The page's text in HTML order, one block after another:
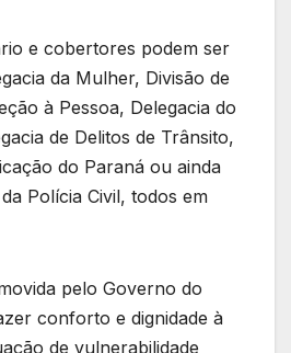
e cobertores podem ser
da Mulher, Divisão de
à Pessoa, Delegacia do
de Delitos de Trânsito,
do Paraná ou ainda
Polícia Civil, todos em
pelo Governo do
conforto e dignidade à
de vulnerabilidade